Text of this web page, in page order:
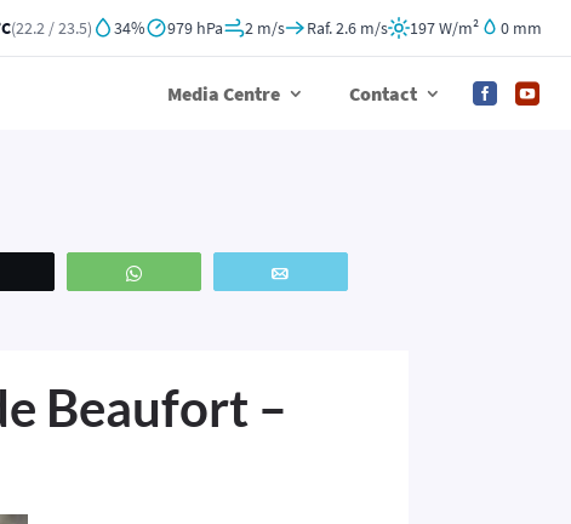
(22.2 / 23.5) 34% 979 hPa 2 m/s Raf. 2.6 m/s 197 W/m² 0 mm
Media Centre Contact  
Beaufort –